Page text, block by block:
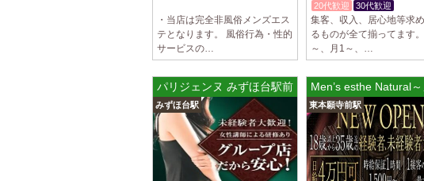
・当店は完全非風俗メンズエス
テとなります。 風俗行為・性的
サービスの…
20代歓迎
30代歓迎
集客、収入、居心地等求
るものが全て揃ってます
～、月1～、…
パリジェンヌ みずほ台駅前ルーム
みずほ台駅
Men’s esthe Natural
東本願寺前駅